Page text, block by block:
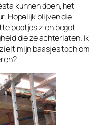
kunnen doen, het
Hopelijk blijven die
pootjes zien begot
die ze achterlaten. Ik
mijn baasjes toch om